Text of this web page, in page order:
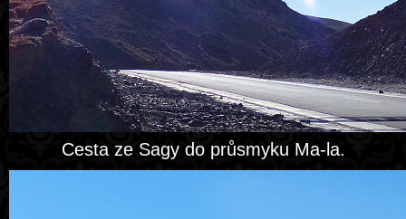
Cesta ze Sagy do průsmyku Ma-la.